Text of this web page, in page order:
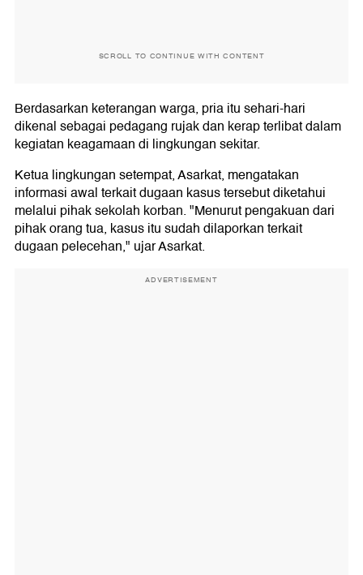
SCROLL TO CONTINUE WITH CONTENT
Berdasarkan keterangan warga, pria itu sehari-hari
dikenal sebagai pedagang rujak dan kerap terlibat dalam
kegiatan keagamaan di lingkungan sekitar.
Ketua lingkungan setempat, Asarkat, mengatakan
informasi awal terkait dugaan kasus tersebut diketahui
melalui pihak sekolah korban. "Menurut pengakuan dari
pihak orang tua, kasus itu sudah dilaporkan terkait
dugaan pelecehan," ujar Asarkat.
ADVERTISEMENT